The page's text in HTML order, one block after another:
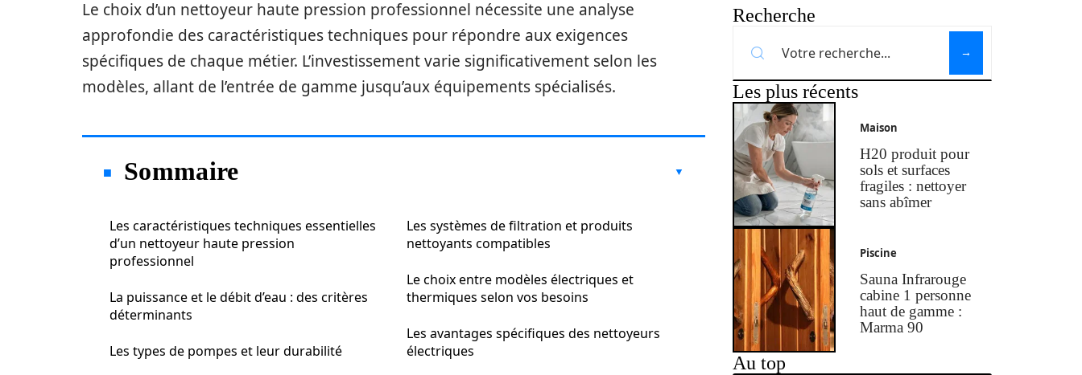
Le choix d’un nettoyeur haute pression professionnel nécessite une analyse
approfondie des caractéristiques techniques pour répondre aux exigences
spécifiques de chaque métier. L’investissement varie significativement selon les
modèles, allant de l’entrée de gamme jusqu’aux équipements spécialisés.
Sommaire
Les caractéristiques techniques essentielles
d’un nettoyeur haute pression
professionnel
La puissance et le débit d’eau : des critères
déterminants
Les types de pompes et leur durabilité
Les systèmes de filtration et produits
nettoyants compatibles
Le choix entre modèles électriques et
thermiques selon vos besoins
Les avantages spécifiques des nettoyeurs
électriques
Recherche
Les plus récents
Maison
H20 produit pour
sols et surfaces
fragiles : nettoyer
sans abîmer
Piscine
Sauna Infrarouge
cabine 1 personne
haut de gamme :
Marma 90
Au top